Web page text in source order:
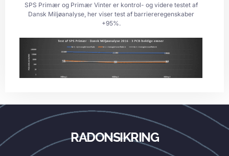
SPS Primær og Primær Vinter er kontrol- og videre testet af
Dansk Miljøanalyse, her viser test af barriereregenskaber
+95%.
RADONSIKRING